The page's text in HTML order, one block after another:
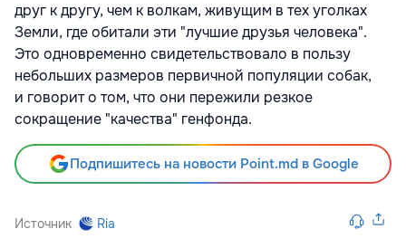
друг к другу, чем к волкам, живущим в тех уголках
Земли, где обитали эти "лучшие друзья человека".
Это одновременно свидетельствовало в пользу
небольших размеров первичной популяции собак,
и говорит о том, что они пережили резкое
сокращение "качества" генфонда.
Подпишитесь на новости Point.md в Google
Источник Ria